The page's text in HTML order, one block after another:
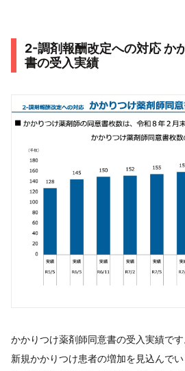
2-調剤報酬改定への対応 か
書の受入実績
かかりつけ薬剤師同意書の受入実績で
新規かかりつけ患者の増加を見込んで